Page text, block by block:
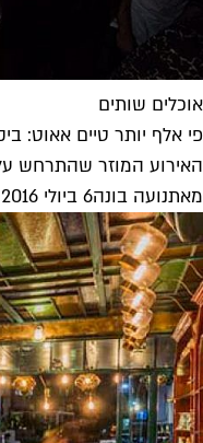
אוכלים שותים
פי אלף יותר טיים אאוט:
האירוע המוזר שהתרחש
מאתנועה בונה6 ביולי 2016